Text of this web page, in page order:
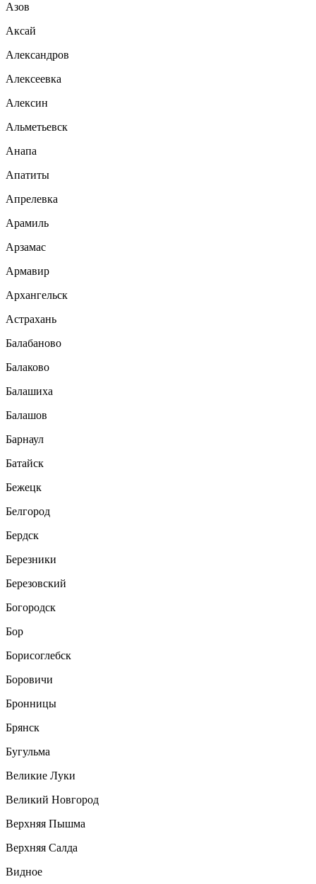
Азов
Аксай
Александров
Алексеевка
Алексин
Альметьевск
Анапа
Апатиты
Апрелевка
Арамиль
Арзамас
Армавир
Архангельск
Астрахань
Балабаново
Балаково
Балашиха
Балашов
Барнаул
Батайск
Бежецк
Белгород
Бердск
Березники
Березовский
Богородск
Бор
Борисоглебск
Боровичи
Бронницы
Брянск
Бугульма
Великие Луки
Великий Новгород
Верхняя Пышма
Верхняя Салда
Видное